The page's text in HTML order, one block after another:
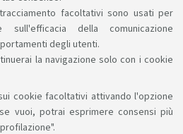
facoltativi sono usati per
sull'efficacia della comunicazione
degli utenti.
la navigazione solo con i cookie
cookie facoltativi attivando l'opzione
vuoi, potrai esprimere consensi più
4 5 6
diritto alla conoscenza